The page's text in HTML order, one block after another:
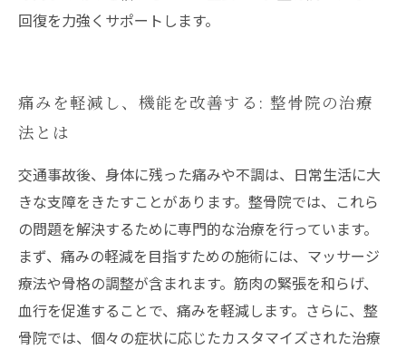
回復を力強くサポートします。
痛みを軽減し、機能を改善する: 整骨院の治療
法とは
交通事故後、身体に残った痛みや不調は、日常生活に大
きな支障をきたすことがあります。整骨院では、これら
の問題を解決するために専門的な治療を行っています。
まず、痛みの軽減を目指すための施術には、マッサージ
療法や骨格の調整が含まれます。筋肉の緊張を和らげ、
血行を促進することで、痛みを軽減します。さらに、整
骨院では、個々の症状に応じたカスタマイズされた治療